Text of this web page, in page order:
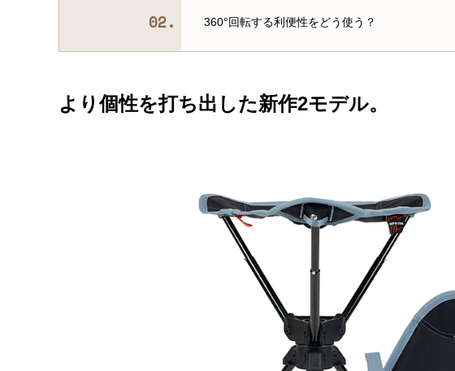
360°回転する利便性をどう使う？
より個性を打ち出した新作2モデル。